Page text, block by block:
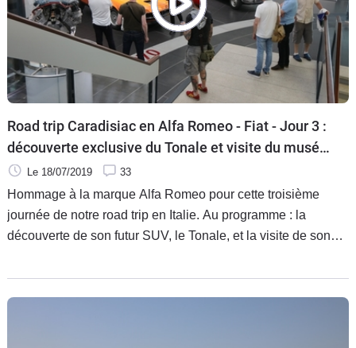
Road trip Caradisiac en Alfa Romeo - Fiat - Jour 3 :
découverte exclusive du Tonale et visite du musée
Alfa Romeo
Le 18/07/2019 33
Hommage à la marque Alfa Romeo pour cette troisième
journée de notre road trip en Italie. Au programme : la
découverte de son futur SUV, le Tonale, et la visite de son
l'avenir d'Alfa Romeo tout en scrutant son passé prestigieux.